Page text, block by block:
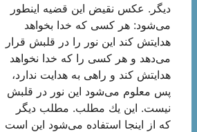
دیگر. عكس نقیض این قضیه اینطور
می‌شود: هر كسی كه خدا بخواهد
هدایتش كند این نور را در قلبش قرار
می‌دهد و هر كسی را كه خدا نخواهد
هدایتش كند و راهی به هدایت ندارد،
پس معلوم می‌شود این نور در قلبش
نیست. این یك مطلب. مطلب دیگر
كه از اینجا استفاده می‌شود این است